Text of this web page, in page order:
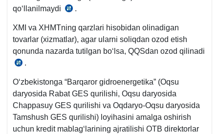
Qonun
m.
qoʻllanilmaydi
26.07.2022
OʻRQ-
785-
1-
m.
.
XMI va XHMTning qarzlari hisobidan olinadigan
tovarlar (хizmatlar), agar ularni soliqdan ozod etish
qonunda nazarda tutilgan boʻlsa, QQSdan ozod qilinadi
SK
.
Oʻzbekistonga “Barqaror gidroenergetika” (Oqsu
daryosida Rabat GES qurilishi, Oqsu daryosida
Chappasuy GES qurilishi va Oqdaryo-Oqsu daryosida
Tamshush GES qurilishi) loyihasini amalga oshirish
uchun kredit mablagʻlarining ajratilishi OTB direktorlar